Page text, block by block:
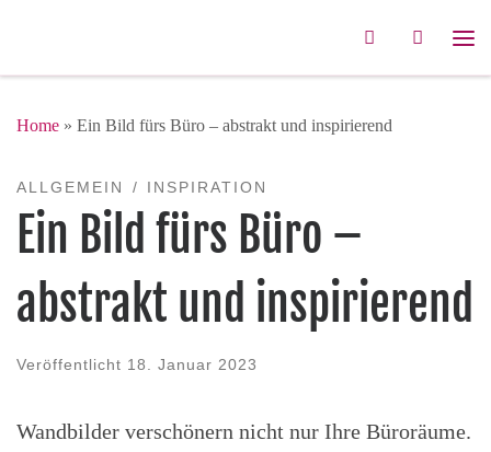
Search
Home » Ein Bild fürs Büro – abstrakt und inspirierend
ALLGEMEIN INSPIRATION
Ein Bild fürs Büro –
abstrakt und inspirierend
Veröffentlicht 18. Januar 2023
Wandbilder verschönern nicht nur Ihre Büroräume.